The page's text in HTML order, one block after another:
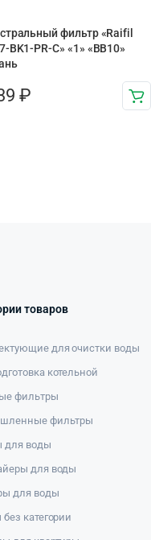
фильтр «Raifil
BK1-PR-С» «1» «BB10»
₽
товаров
для очистки воды
котельной
фильтры
фильтры
для воды
для воды
для воды
категории